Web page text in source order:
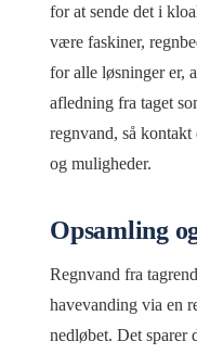
for at sende det i
være faskiner,
for alle løsninger er,
afledning fra taget
regnvand, så
og muligheder.
Opsamling
Regnvand fra
havevanding via en
nedløbet. Det sparer